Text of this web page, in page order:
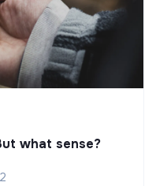
what sense?